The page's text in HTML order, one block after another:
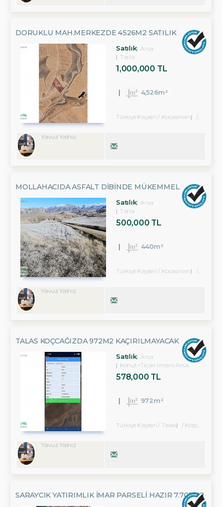
DORUKLU MAH.MERKEZDE 4526M2 SATILIK
Satılık Arsa
Tarla
1,000,000 TL
4,526m²
Türkiye Kayseri / Kocasinan / Doruklu Köyü
Yavuz Yalnız
MOLLAHACIDA ASFALT DİBİNDE MÜKEMMEL
Satılık Arsa
Tarla
500,000 TL
440m²
Türkiye Kayseri / Kocasinan / Mollahacı Köyü
Yavuz Yalnız
TALAS KOÇCAĞIZDA 972M2 KAÇIRILMAYACAK
Satılık Arsa
Konut+Ticari İmarlı Arsa
578,000 TL
972m²
Türkiye Kayseri / Talas / Koçcağız Köyü
Yavuz Yalnız
SARAYCIK YATIRIMLIK İMAR PARSELİ HAZIR 7.703M2